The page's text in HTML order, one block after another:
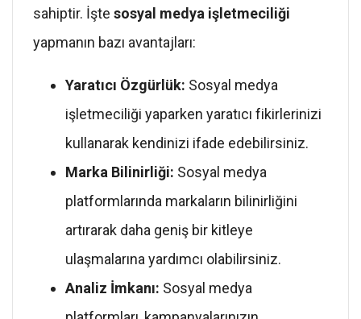
sahiptir. İşte sosyal medya işletmeciliği
yapmanın bazı avantajları:
Yaratıcı Özgürlük: Sosyal medya
işletmeciliği yaparken yaratıcı fikirlerinizi
kullanarak kendinizi ifade edebilirsiniz.
Marka Bilinirliği: Sosyal medya
platformlarında markaların bilinirliğini
artırarak daha geniş bir kitleye
ulaşmalarına yardımcı olabilirsiniz.
Analiz İmkanı: Sosyal medya